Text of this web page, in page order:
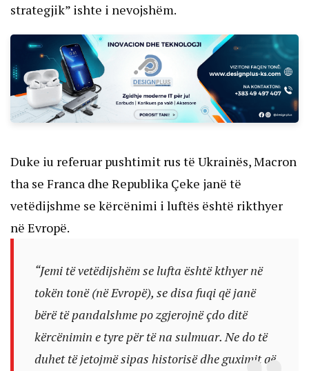
strategjik” ishte i nevojshëm.
Duke iu referuar pushtimit rus të Ukrainës, Macron
tha se Franca dhe Republika Çeke janë të
vetëdijshme se kërcënimi i luftës është rikthyer
në Evropë.
“Jemi të vetëdijshëm se lufta është kthyer në
tokën tonë (në Evropë), se disa fuqi që janë
bërë të pandalshme po zgjerojnë çdo ditë
kërcënimin e tyre për të na sulmuar. Ne do të
duhet të jetojmë sipas historisë dhe guximit që